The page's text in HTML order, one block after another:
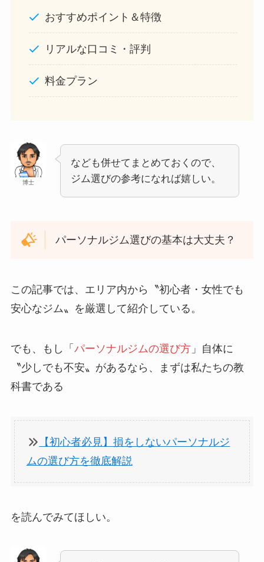
おすすめポイント＆特徴
リアルな口コミ・評判
料金プラン
博士
なども併せてまとめておくので、
ジム選びの参考になれば嬉しい。
パーソナルジム選びの基本は大丈夫？
この記事では、エリア内から〝初心者・女性でも
安心なジム〟を厳選して紹介している。
でも、もし「 パーソナルジムの選び方」自体に
〝少しでも不安〟があるなら、まずは私たちの教
科書である
【初心者必見】損をしないパーソナルジ
ムの選び方を徹底解説
を読んでみてほしい。